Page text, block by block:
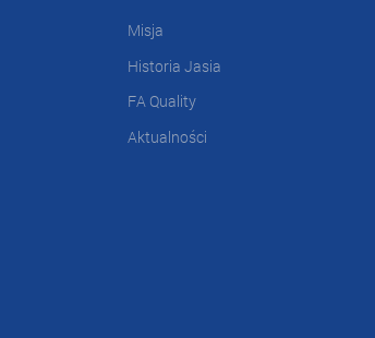
Misja
Historia Jasia
FA Quality
Aktualności